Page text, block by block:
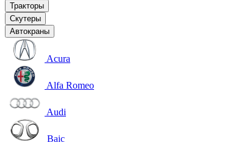
Тракторы
Скутеры
Автокраны
Acura
Alfa Romeo
Audi
Baic